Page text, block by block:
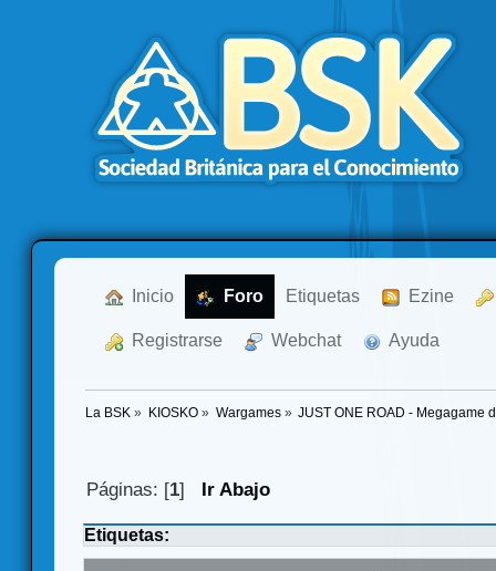
Inicio Foro Etiquetas Ezine
Registrarse Webchat Ayuda
La BSK » KIOSKO» Wargames» JUST ONE ROAD - Megagame
Páginas: [1] Ir Abajo
Etiquetas: